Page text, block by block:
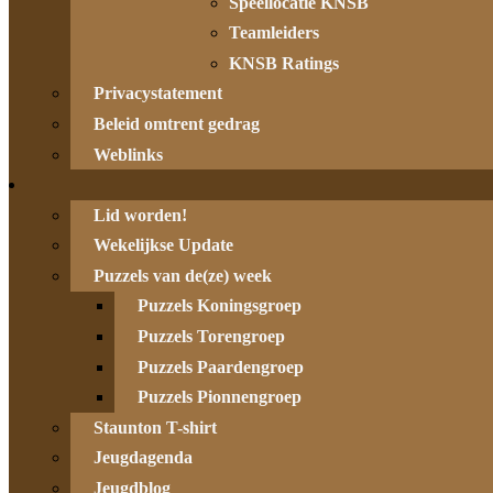
Teamleiders
KNSB Ratings
Privacystatement
Beleid omtrent gedrag
Weblinks
Lid worden!
Wekelijkse Update
Puzzels van de(ze) week
Puzzels Koningsgroep
Puzzels Torengroep
Puzzels Paardengroep
Puzzels Pionnengroep
Staunton T-shirt
Jeugdagenda
Jeugdblog